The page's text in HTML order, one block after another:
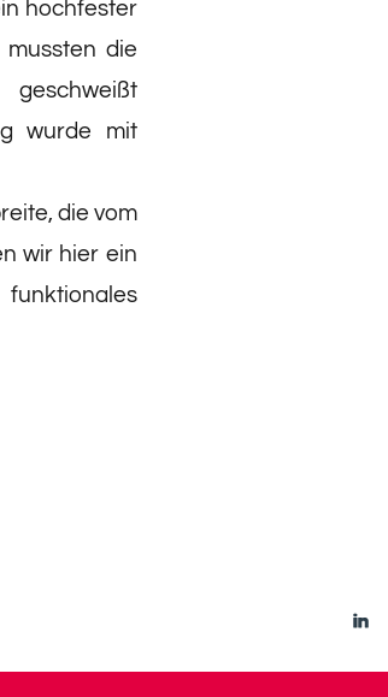
hochfester
mussten die
wurde mit
die vom
wir hier ein